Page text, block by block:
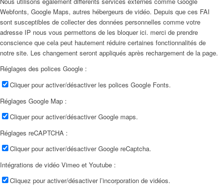
Webfonts, Google Maps, autres hébergeurs de vidéo. Depuis que ces FAI
sont susceptibles de collecter des données personnelles comme votre
adresse IP nous vous permettons de les bloquer ici. merci de prendre
conscience que cela peut hautement réduire certaines fonctionnalités de
notre site. Les changement seront appliqués après rechargement de la page.
Réglages des polices Google :
Cliquer pour activer/désactiver les polices Google Fonts.
Réglages Google Map :
Cliquer pour activer/désactiver Google maps.
Réglages reCAPTCHA :
Cliquer pour activer/désactiver Google reCaptcha.
Intégrations de vidéo Vimeo et Youtube :
Cliquez pour activer/désactiver l’incorporation de vidéos.